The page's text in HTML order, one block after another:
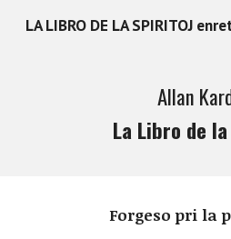
Skip to main content
LA LIBRO DE LA SPIRITOJ
Allan
La Libro de
Forgeso pri la